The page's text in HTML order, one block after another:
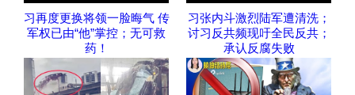
习再度更换将领一脸晦气 传
军权已由“他”掌控；无可救
药！
习张内斗激烈陆军遭清洗；
讨习反共频现吁全民反共；
承认反腐失败